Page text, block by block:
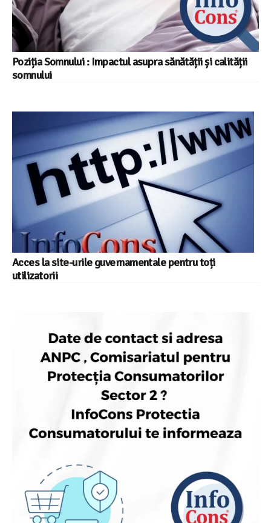
Poziția Somnului : Impactul asupra sănătății și calității
somnului
Acces la site-urile guvernamentale pentru toți
utilizatorii